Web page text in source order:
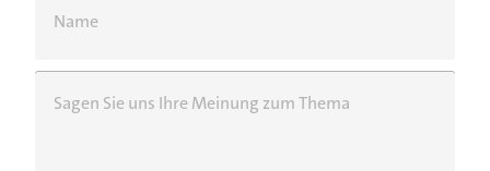
Name
Sagen Sie uns Ihre Meinung zum Thema